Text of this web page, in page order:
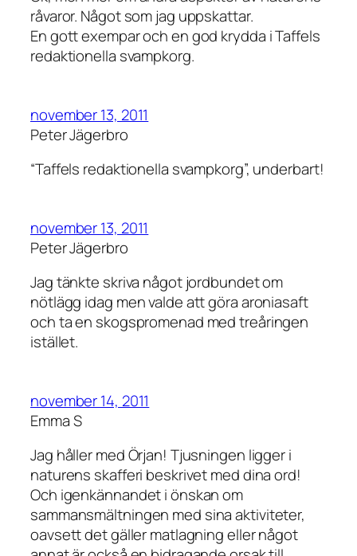
råvaror. Något som jag uppskattar.
En gott exempar och en god krydda i Taffels
redaktionella svampkorg.
november 13, 2011
Peter Jägerbro
“Taffels redaktionella svampkorg”, underbart!
november 13, 2011
Peter Jägerbro
Jag tänkte skriva något jordbundet om
nötlägg idag men valde att göra aroniasaft
och ta en skogspromenad med treåringen
istället.
november 14, 2011
Emma S
Jag håller med Örjan! Tjusningen ligger i
naturens skafferi beskrivet med dina ord!
Och igenkännandet i önskan om
sammansmältningen med sina aktiviteter,
oavsett det gäller matlagning eller något